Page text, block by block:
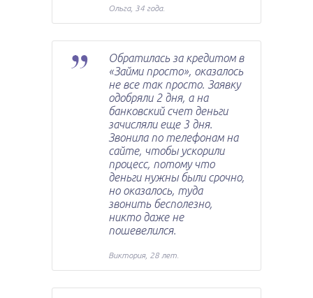
Ольга, 34 года.
Обратилась за кредитом в
«Займи просто», оказалось
не все так просто. Заявку
одобряли 2 дня, а на
банковский счет деньги
зачисляли еще 3 дня.
Звонила по телефонам на
сайте, чтобы ускорили
процесс, потому что
деньги нужны были срочно,
но оказалось, туда
звонить бесполезно,
никто даже не
пошевелился.
Виктория, 28 лет.